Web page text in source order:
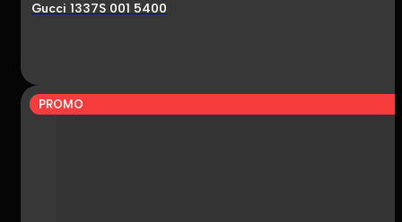
Gucci 1337S 001 5400
PROMO